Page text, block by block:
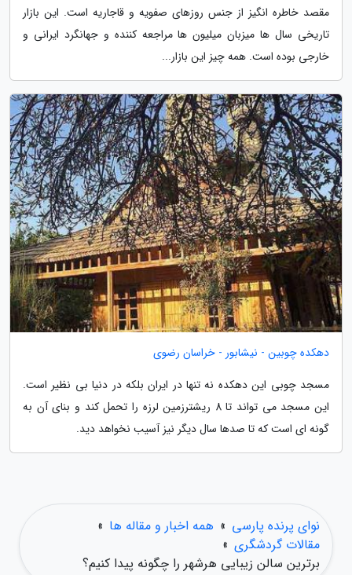
مقصد خاطره انگیز از جنس روزهای صفویه و قاجاریه است. این بازار
تاریخی سال ها میزبان میلیون ها مراجعه کننده و جهانگرد ایرانی و
خارجی بوده است. همه چیز این بازار...
دهکده چوبین - نیشابور - خراسان رضوی
مسجد چوبی این دهکده نه تنها در ایران بلکه در دنیا بی نظیر است.
این مسجد می تواند تا 8 ریشترزمین لرزه را تحمل کند و بنای آن به
گونه ای است که تا صدها سال دیگر نیز آسیب نخواهد دید.
نوای پرنده پارسی » همه اخبار و مقاله ها »
مقالات گردشگری »
برترین سالن زیبایی هرشهر را چگونه پیدا کنیم؟